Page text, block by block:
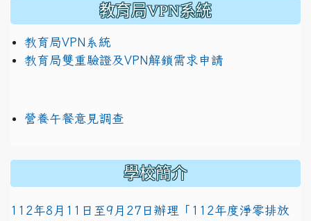
教育局VPN系統
教育局VPN系統
教育局雙重驗證及VPN解鎖需求申請
營養午餐意見調查
學校簡介
112年8月11日至9月27日辦理「112年度淨零排放